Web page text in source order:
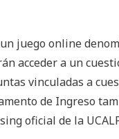
juego online
acceder a un
vinculadas a
de Ingreso
oficial de la